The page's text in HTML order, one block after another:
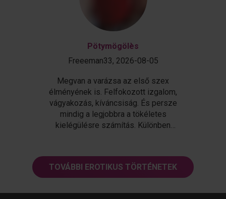
Pötymögölès
Freeeman33, 2026-08-05
Megvan a varázsa az első szex
élményének is. Felfokozott izgalom,
vágyakozás, kíváncsiság. És persze
mindig a legjobbra a tökéletes
kielégülésre számítás. Különben
van a tapogatózás, a felfedezés. A
TOVÁBBI EROTIKUS TÖRTÉNETEK